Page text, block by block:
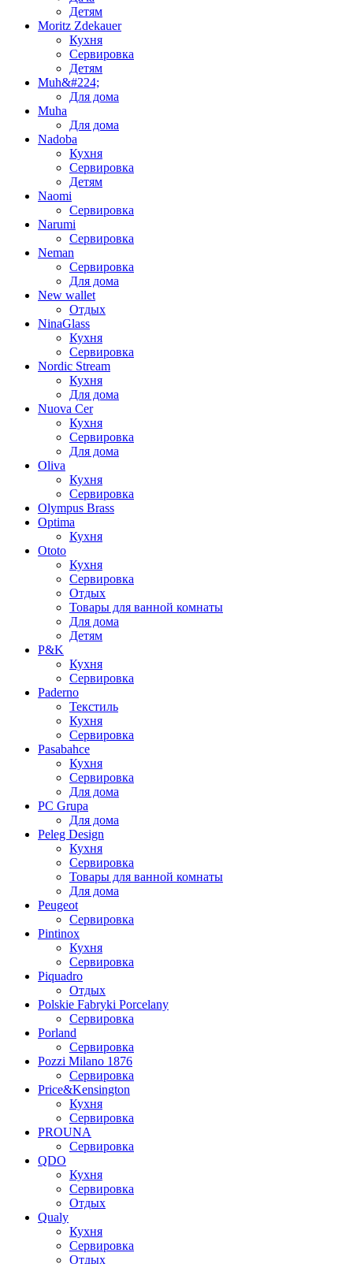
Детям
Moritz Zdekauer
Кухня
Сервировка
Детям
Muh&#224;
Для дома
Muha
Для дома
Nadoba
Кухня
Сервировка
Детям
Naomi
Сервировка
Narumi
Сервировка
Neman
Сервировка
Для дома
New wallet
Отдых
NinaGlass
Кухня
Сервировка
Nordic Stream
Кухня
Для дома
Nuova Cer
Кухня
Сервировка
Для дома
Oliva
Кухня
Сервировка
Olympus Brass
Optima
Кухня
Ototo
Кухня
Сервировка
Отдых
Товары для ванной комнаты
Для дома
Детям
P&K
Кухня
Сервировка
Paderno
Текстиль
Кухня
Сервировка
Pasabahce
Кухня
Сервировка
Для дома
PC Grupa
Для дома
Peleg Design
Кухня
Сервировка
Товары для ванной комнаты
Для дома
Peugeot
Сервировка
Pintinox
Кухня
Сервировка
Piquadro
Отдых
Polskie Fabryki Porcelany
Сервировка
Porland
Сервировка
Pozzi Milano 1876
Сервировка
Price&Kensington
Кухня
Сервировка
PROUNA
Сервировка
QDO
Кухня
Сервировка
Отдых
Qualy
Кухня
Сервировка
Отдых